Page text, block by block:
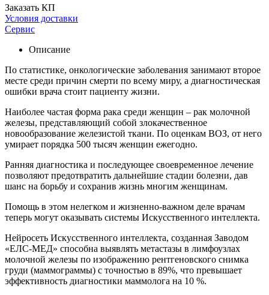
Заказать КП
Условия доставки
Сервис
Описание
По статистике, онкологические заболевания занимают второе
месте среди причин смерти по всему миру, а диагностическая
ошибки врача стоит пациенту жизни.
Наиболее частая форма рака среди женщин – рак молочной
железы, представляющий собой злокачественное
новообразование железистой ткани. По оценкам ВОЗ, от него
умирает порядка 500 тысяч женщин ежегодно.
Ранняя диагностика и последующее своевременное лечение
позволяют предотвратить дальнейшие стадии болезни, дав
шанс на борьбу и сохранив жизнь многим женщинам.
Помощь в этом нелегком и жизненно-важном деле врачам
теперь могут оказывать системы Искусственного интеллекта.
Нейросеть Искусственного интеллекта, созданная Заводом
«ЕЛС-МЕД» способна выявлять метастазы в лимфоузлах
молочной железы по изображению рентгеновского снимка
груди (маммограммы) с точностью в 89%, что превышает
эффективность диагностики маммолога на 10 %.